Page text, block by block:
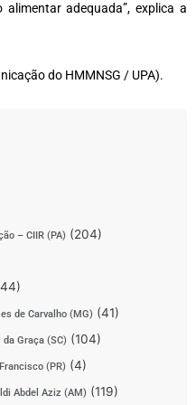
adequada”, explica a
do HMMNSG / UPA).
– CIIR (PA) (204)
de Carvalho (MG) (41)
Graça (SC) (104)
(PR) (4)
Abdel Aziz (AM) (119)